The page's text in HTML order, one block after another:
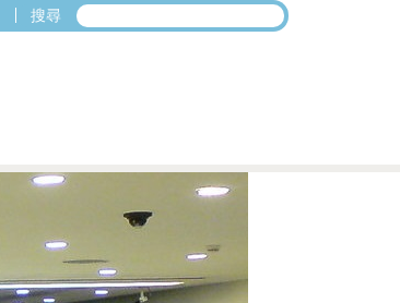
搜尋